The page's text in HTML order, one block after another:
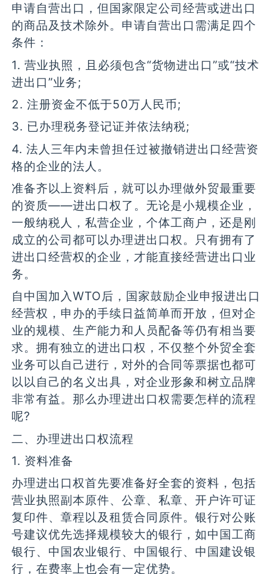
申请自营出口，但国家限定公司经营或进出口
的商品及技术除外。申请自营出口需满足四个
条件：
1. 营业执照，且必须包含“货物进出口”或“技术
进出口”业务;
2. 注册资金不低于50万人民币;
3. 已办理税务登记证并依法纳税;
4. 法人三年内未曾担任过被撤销进出口经营资
格的企业的法人。
准备齐以上资料后，就可以办理做外贸最重要
的资质——进出口权了。无论是小规模企业，
一般纳税人，私营企业，个体工商户，还是刚
成立的公司都可以办理进出口权。只有拥有了
进出口经营权的企业，才能直接经营进出口业
务。
自中国加入WTO后，国家鼓励企业申报进出口
经营权，申办的手续日益简单而开放，但对企
业的规模、生产能力和人员配备等仍有相当要
求。拥有独立的进出口权，不仅整个外贸全套
业务可以自己进行，对外的合同等票据也都可
以以自己的名义出具，对企业形象和树立品牌
非常有益。那么办理进出口权需要怎样的流程
呢?
二、办理进出口权流程
1. 资料准备
办理进出口权首先要准备好全套的资料，包括
营业执照副本原件、公章、私章、开户许可证
复印件、章程以及租赁合同原件。银行对公账
号建议优先选择规模较大的银行，如中国工商
银行、中国农业银行、中国银行、中国建设银
行，在费率上也会有一定优势。